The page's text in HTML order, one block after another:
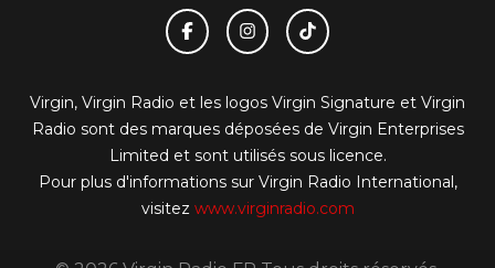
Virgin, Virgin Radio et les logos Virgin Signature et Virgin
Radio sont des marques déposées de Virgin Enterprises
Limited et sont utilisés sous licence.
Pour plus d'informations sur Virgin Radio International,
visitez www.virginradio.com